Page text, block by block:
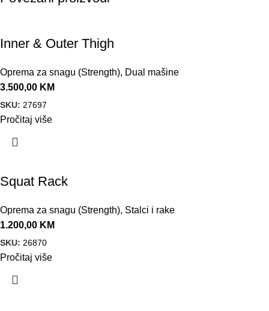
Inner & Outer Thigh
Oprema za snagu (Strength), Dual mašine
3.500,00 KM
SKU: 27697
Pročitaj više
Squat Rack
Oprema za snagu (Strength), Stalci i rake
1.200,00 KM
SKU: 26870
Pročitaj više